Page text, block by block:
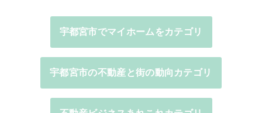
宇都宮市でマイホームをカテゴリ
宇都宮市の不動産と街の動向カテゴリ